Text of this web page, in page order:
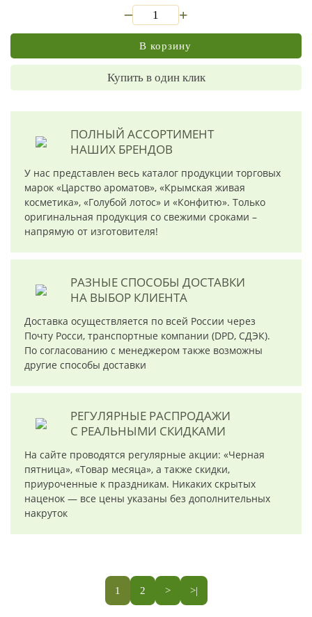
+
В корзину
Купить в один клик
ПОЛНЫЙ АССОРТИМЕНТ
НАШИХ БРЕНДОВ
У нас представлен весь каталог продукции торговых
марок «Царство ароматов», «Крымская живая
косметика», «Голубой лотос» и «Конфитю». Только
оригинальная продукция со свежими сроками –
напрямую от изготовителя!
РАЗНЫЕ СПОСОБЫ ДОСТАВКИ
НА ВЫБОР КЛИЕНТА
Доставка осуществляется по всей России через
Почту Росси, транспортные компании (DPD, СДЭК).
По согласованию с менеджером также возможны
другие способы доставки
РЕГУЛЯРНЫЕ РАСПРОДАЖИ
С РЕАЛЬНЫМИ СКИДКАМИ
На сайте проводятся регулярные акции: «Черная
пятница», «Товар месяца», а также скидки,
приуроченные к праздникам. Никаких скрытых
наценок — все цены указаны без дополнительных
накруток
1 2 > >|